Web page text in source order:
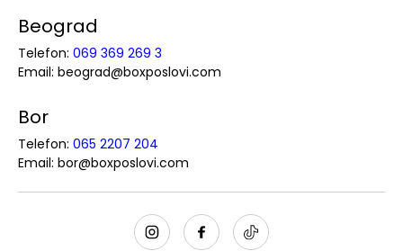
Beograd
Telefon: 069 369 269 3
Email: beograd@boxposlovi.com
Bor
Telefon: 065 2207 204
Email: bor@boxposlovi.com